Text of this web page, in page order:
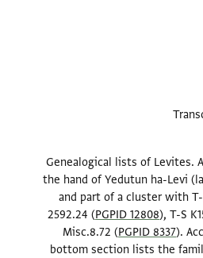
Genealogical lists of Levites.
the hand of Yedutun ha-Levi
and part of a cluster with
2592.24 (PGPID 12808), T-S
Misc.8.72 (PGPID 8337).
bottom section lists the